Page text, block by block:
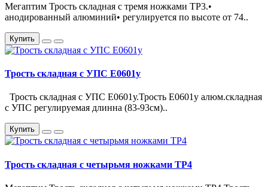
Мегаптим Трость складная с тремя ножками ТР3.•
анодированный алюминий• регулируется по высоте от 74..
Купить
Трость складная с УПС Е0601у
Трость складная с УПС Е0601у.Трость Е0601у алюм.складная
с УПС регулируемая длинна (83-93см)..
Купить
Трость складная с четырьмя ножками ТР4